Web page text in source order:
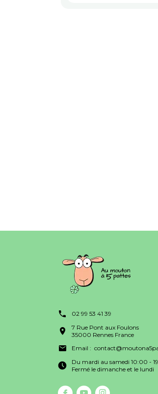
02 99 53 41 39
7 Rue Pont aux Foulons
35000 Rennes France
Email :
Du mardi au samedi 10:00 -
Fermé le dimanche et le lundi